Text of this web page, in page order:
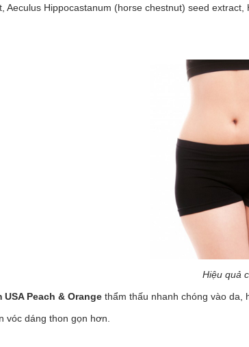
Aeculus Hippocastanum (horse chestnut) seed
Hiệu quả
USA Peach & Orange thẩm thấu nhanh chóng vào da,
vóc dáng thon gọn hơn.